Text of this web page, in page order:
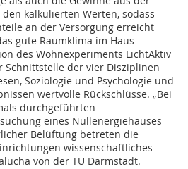
kalkulierten Werten, sodass
an der Versorgung erreicht
gute Raumklima im Haus
des Wohnexperiments LichtAktiv
Schnittstelle der vier Disziplinen
Soziologie und Psychologie und
wertvolle Rückschlüsse. „Bei
durchgeführten
eines Nullenergiehauses
Belüftung betreten die
wissenschaftliches
von der TU Darmstadt.